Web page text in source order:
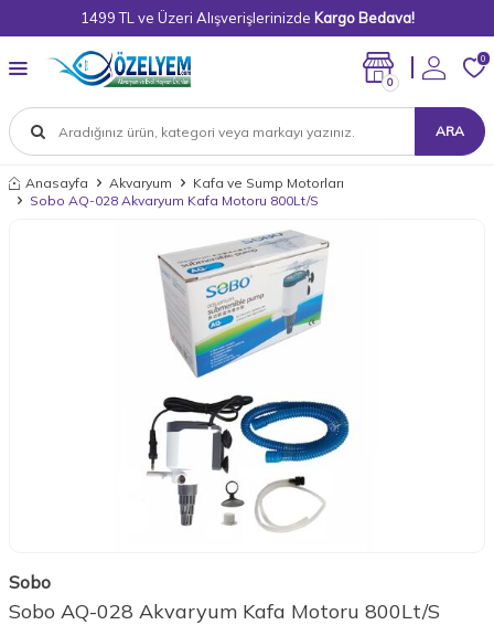
1499 TL ve Üzeri Alışverişlerinizde Kargo Bedava!
ARA
0
0
Anasayfa Akvaryum
Kafa ve Sump Motorları
Sobo AQ-028 Akvaryum Kafa Motoru 800Lt/S
Sobo
Sobo AQ-028 Akvaryum Kafa Motoru 800Lt/S